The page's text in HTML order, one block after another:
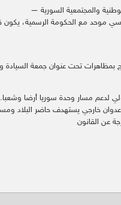
والمجتمعية السورية —
موحد مع الحكومة الرسمية،
لدعم مسار وحدة سوريا أرضا
خارجي يستهدف حاضر البلاد
عن القانون